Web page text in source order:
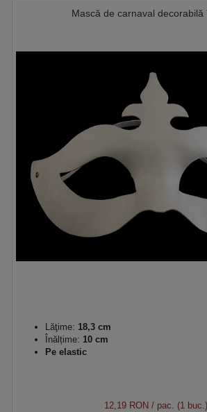
Mască de carnaval decorabilă
Lăţime: 18,3 cm
Înălțime: 10 cm
Pe elastic
12,19 RON/ pac. (1 buc.)